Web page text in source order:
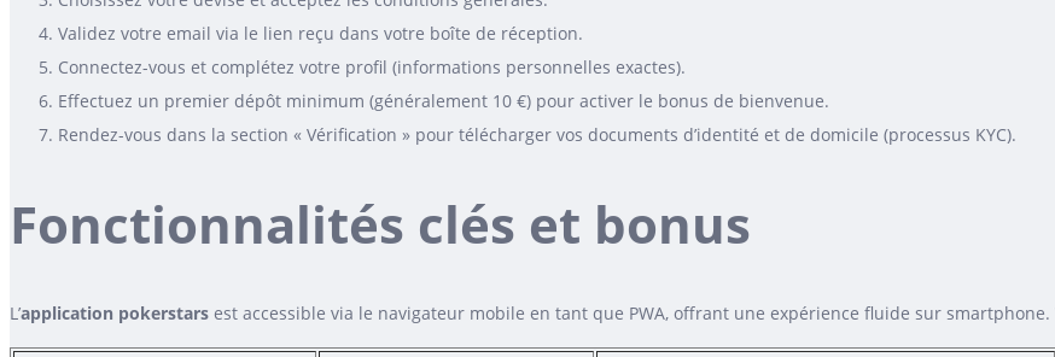
Validez votre email via le lien reçu dans votre boîte de réception.
Connectez-vous et complétez votre profil (informations personnelles exactes).
Effectuez un premier dépôt minimum (généralement 10 €) pour activer le bonus de bienvenue.
Rendez-vous dans la section « Vérification » pour télécharger vos documents d’identité et de domicile (processus KYC).
Fonctionnalités clés et bonus
L’application pokerstars est accessible via le navigateur mobile en tant que PWA, offrant une expérience fluide sur